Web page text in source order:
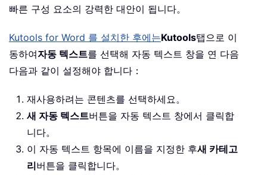
빠른 구성 요소의 강력한 대안이 됩니다。
Kutools for Word 를 설치한 후에는Kutools탭으로 이
동하여자동 텍스트를 선택해 자동 텍스트 창을 연 다음
다음과 같이 설정해야 합니다：
재사용하려는 콘텐츠를 선택하세요。
새 자동 텍스트버튼을 자동 텍스트 창에서 클릭합
니다。
이 자동 텍스트 항목에 이름을 지정한 후새 카테고
리버튼을 클릭합니다。